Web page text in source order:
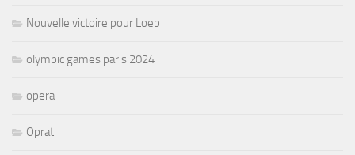
Nouvelle victoire pour Loeb
olympic games paris 2024
opera
Oprat